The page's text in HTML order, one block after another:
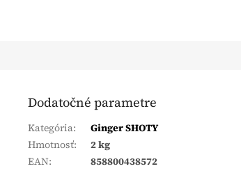
Dodatočné parametre
Kategória:
Ginger SHOTY
Hmotnosť:
2 kg
EAN: 858800438572